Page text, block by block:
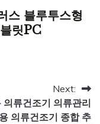
스 블루투스형
릿PC
Next:
의류건조기 의류관리
의류건조기 종합 추